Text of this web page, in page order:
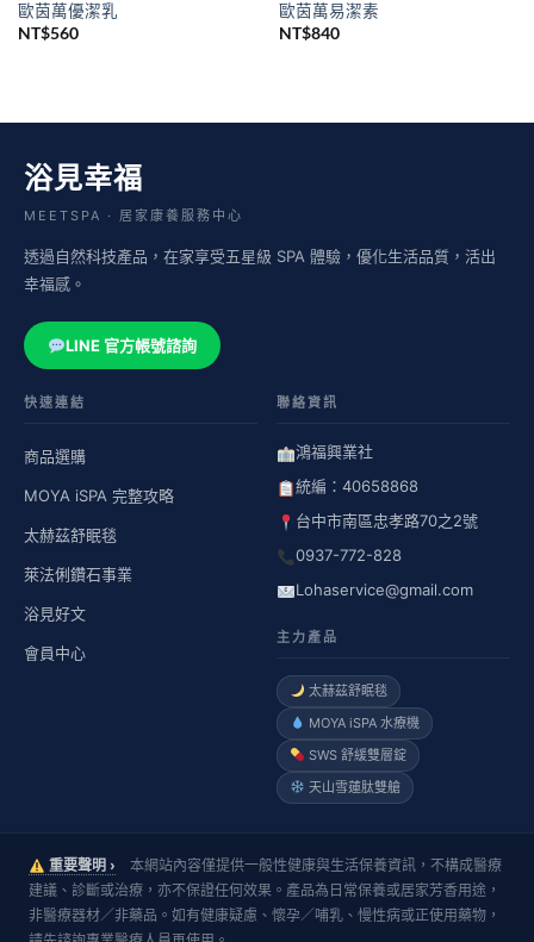
歐茵萬優潔乳
NT$560
歐茵萬易潔素
NT$840
浴見幸福
MEETSPA · 居家康養服務中心
透過自然科技產品，在家享受五星級 SPA 體驗，優化生活品質，活出
幸福感。
LINE 官方帳號諮詢
快速連結
商品選購
MOYA iSPA 完整攻略
太赫茲舒眠毯
萊法俐鑽石事業
浴見好文
會員中心
聯絡資訊
鴻福興業社
統編：40658868
台中市南區忠孝路70之2號
0937-772-828
Lohaservice@gmail.com
主力產品
太赫茲舒眠毯
MOYA iSPA 水療機
SWS 舒緩雙層錠
天山雪蓮肽雙艙
重要聲明 › 本網站內容僅提供一般性健康與生活保養資訊，不構成醫療
建議、診斷或治療，亦不保證任何效果。產品為日常保養或居家芳香用途，
非醫療器材／非藥品。如有健康疑慮、懷孕／哺乳、慢性病或正使用藥物，